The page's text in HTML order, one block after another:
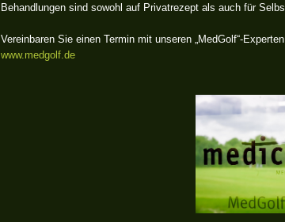
Behandlungen sind sowohl auf Privatrezept als auch für
Vereinbaren Sie einen Termin mit unseren „MedGolf“-
www.medgolf.de